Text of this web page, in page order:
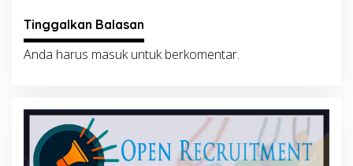
Tinggalkan Balasan
Anda harus masukuntuk berkomentar.